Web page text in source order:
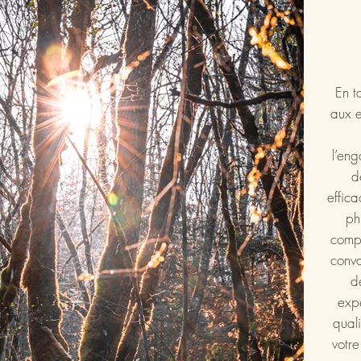
Description de votre projet.
pour présenter votre travail et
Cliquez sur « Modifier texte »
zone de texte pour
En
aux